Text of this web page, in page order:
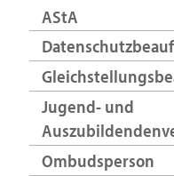
AStA
Jugend- und
Ombudsperson